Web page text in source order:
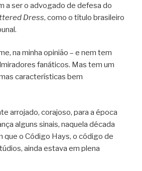
a ser o advogado de defesa do
Dress, como o título brasileiro
na minha opinião – e nem tem
fanáticos. Mas tem um
características bem
arrojado, corajoso, para a época
alguns sinais, naquela década
que o Código Hays, o código de
ainda estava em plena